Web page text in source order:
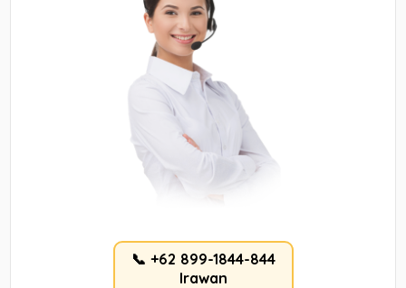
📞 +62 899-1844-844
Irawan